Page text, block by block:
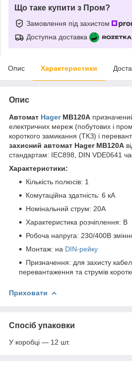
Що таке купити з Пром?
Замовлення під захистом
Доступна доставка
Опис Характеристики
Опис
Автомат HagerMB120A
електричних мереж (побутових і
короткого замикання (ТКЗ) і
захисний автомат Hager MB120A
стандартам: IEC898, DIN VDE0641
Характеристики:
Кількість полюсів: 1
Комутаційна здатність: 6 кА
Номінальний струм: 20А
Характеристика розчіплення: В
Робоча напруга: 230/400В
Монтаж: на DIN-рейку
Призначення: для захисту
перевантаження та струмів
Приховати
Спосіб упаковки
У коробці — 12 шт.